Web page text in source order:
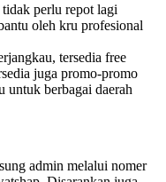
tidak perlu repot lagi
oleh kru profesional
tersedia free
juga promo-promo
untuk berbagai daerah
admin melalui nomer